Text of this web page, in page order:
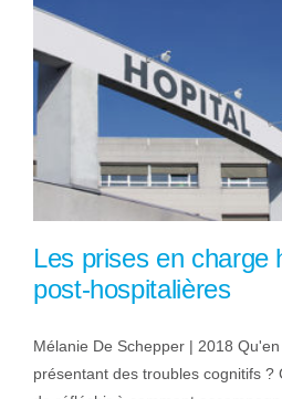
Les prises en charge
post-hospitalières
Mélanie De Schepper | 2018
présentant des troubles cognitifs ?